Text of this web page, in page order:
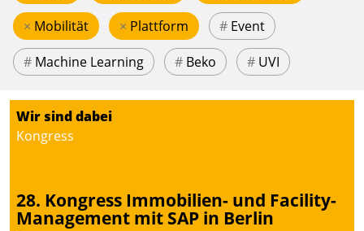
× Mobilität × Plattform # Event
# Machine Learning # Beko # UVI
Wir sind dabei
Kongress
28. Kongress Immobilien- und Facility-
Management mit SAP in Berlin